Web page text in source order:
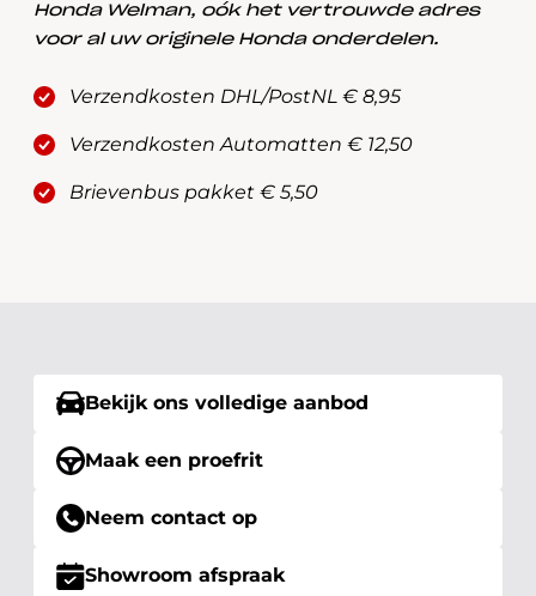
Honda Welman, oók het vertrouwde adres
voor al uw originele Honda onderdelen.
Verzendkosten DHL/PostNL € 8,95
Verzendkosten Automatten € 12,50
Brievenbus pakket € 5,50
Bekijk ons volledige aanbod
Maak een proefrit
Neem contact op
Showroom afspraak